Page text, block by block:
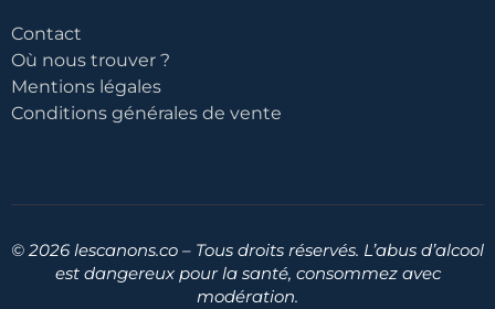
Contact
Où nous trouver ?
Mentions légales
Conditions générales de vente
© 2026 lescanons.co – Tous droits réservés. L’abus d’alcool
est dangereux pour la santé, consommez avec
modération.